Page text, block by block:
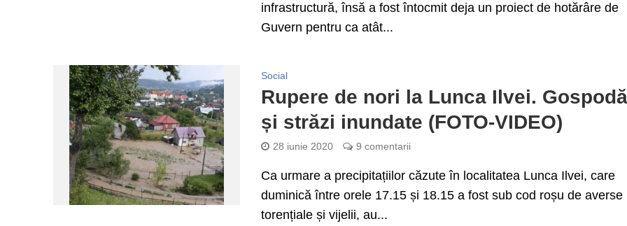
infrastructură, însă a fost întocmit deja un proiect de hotărâre de
Guvern pentru ca atât...
Social
Rupere de nori la Lunca Ilvei.
și străzi inundate (FOTO-VIDEO)
28 iunie 2020 9 comentarii
Ca urmare a precipitațiilor căzute în localitatea Lunca Ilvei, care
duminică între orele 17.15 și 18.15 a fost sub cod roșu de averse
torențiale și vijelii, au...